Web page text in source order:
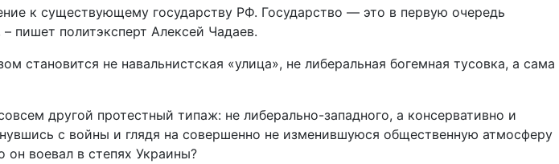
к существующему государству РФ. Государство — это в первую очередь
пишет политэксперт Алексей Чадаев.
не навальнистская «улица», не либеральная богемная тусовка, а сама
другой протестный типаж: не либерально-западного, а консервативно и
с войны и глядя на совершенно не изменившуюся общественную атмосферу
он воевал в степях Украины?